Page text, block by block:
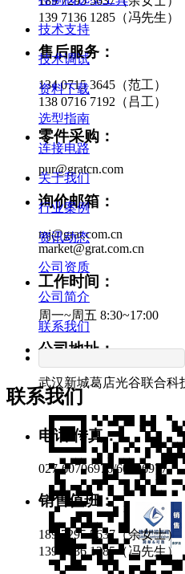
技术支持
技术调试
资料下载
选型指南
连接电路
关于我们
行业案例
资讯动态
公司资质
公司简介
联系我们
联系我们
电话/传真：
027-60706976/60706977
销售值班：
189 7295 5637（余女士）
139 7136 1285（冯先生）
139 7136 1285（冯先生）
售后服务：
134 0715 3645（范工）
138 0716 7192（吕工）
零件采购：
pur@gratcn.com
询价邮箱：
mj@grat.com.cn
market@grat.com.cn
工作时间：
周一~周五 8:30~17:00
公司地址：
武汉新城葛店光谷联合科